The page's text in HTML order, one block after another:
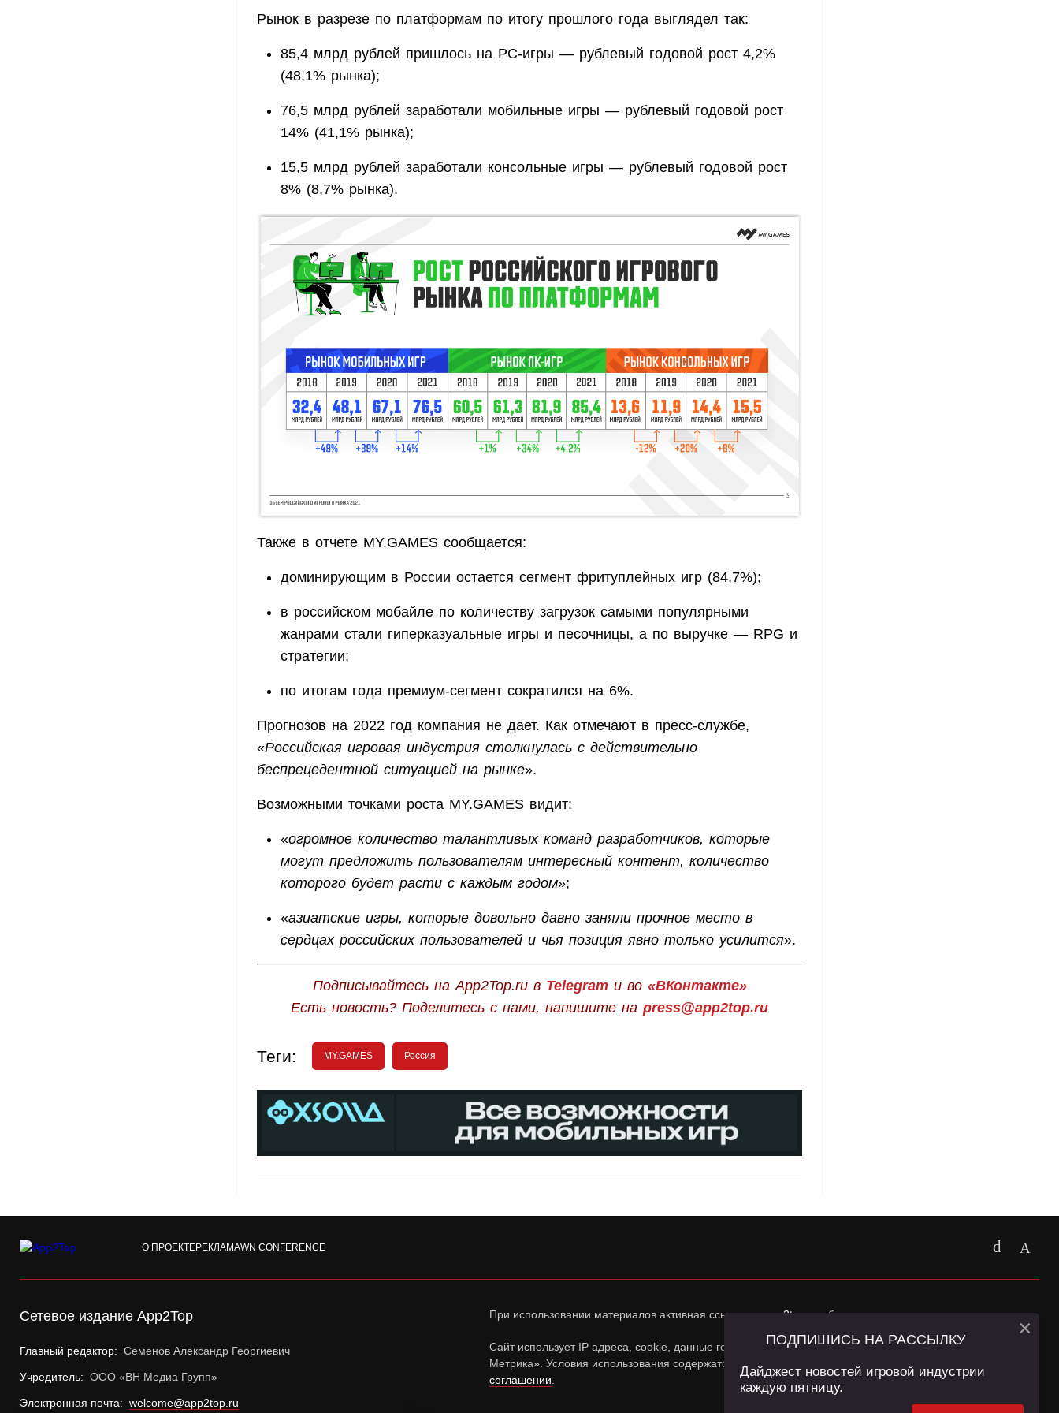
Рынок в разрезе по платформам по итогу прошлого года выглядел так:
85,4 млрд рублей пришлось на PC-игры — рублевый годовой рост 4,2%
(48,1% рынка);
76,5 млрд рублей заработали мобильные игры — рублевый годовой рост
14% (41,1% рынка);
15,5 млрд рублей заработали консольные игры — рублевый годовой рост
8% (8,7% рынка).
Также в отчете MY.GAMES сообщается:
доминирующим в России остается сегмент фритуплейных игр (84,7%);
в российском мобайле по количеству загрузок самыми популярными
жанрами стали гиперказуальные игры и песочницы, а по выручке — RPG и
стратегии;
по итогам года премиум-сегмент сократился на 6%.
Прогнозов на 2022 год компания не дает. Как отмечают в пресс-службе,
«Российская игровая индустрия столкнулась с действительно
беспрецедентной ситуацией на рынке».
Возможными точками роста MY.GAMES видит:
«огромное количество талантливых команд разработчиков, которые
могут предложить пользователям интересный контент, количество
которого будет расти с каждым годом»;
«азиатские игры, которые довольно давно заняли прочное место в
сердцах российских пользователей и чья позиция явно только усилится».
Подписывайтесь на App2Top.ru в Telegramи во «ВКонтакте»
Есть новость? Поделитесь с нами, напишите на press@app2top.ru
Теги: MY.GAMES Россия
О ПРОЕКТЕРЕКЛАМАWN CONFERENCE
Сетевое издание App2Top
Главный редактор: Семенов Александр Георгиевич
Учредитель: ООО «ВН Медиа Групп»
Электронная почта: welcome@app2top.ru
При использовании материалов активная ссылка наapp2top.ruобязательна.
Сайт использует IP адреса, cookie, данные геолокации Пользователей сайта и сервис «Яндекс
Метрика». Условия использования содержатся в
Политике конфиденциальностии
соглашении
ПОДПИШИСЬ НА РАССЫЛКУ
Дайджест новостей игровой индустрии
каждую пятницу.
×